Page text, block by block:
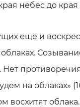
небес до края
еще и
Нет
на облаках»
восхитят